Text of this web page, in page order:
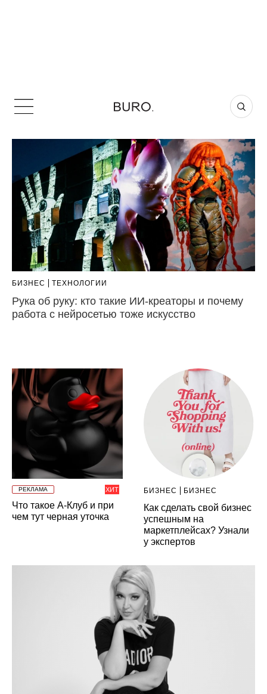
БИЗНЕС ТЕХНОЛОГИИ
Рука об руку: кто такие ИИ-креаторы и почему
работа с нейросетью тоже искусство
ХИТ
РЕКЛАМА
Что такое А-Клуб и при
чем тут черная уточка
БИЗНЕС БИЗНЕС
Как сделать свой бизнес
успешным на
маркетплейсах? Узнали
у экспертов